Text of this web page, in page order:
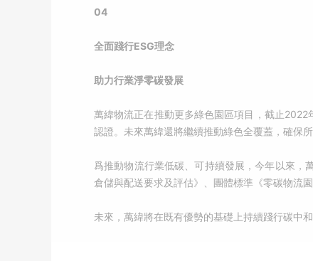
04
全面踐行ESG理念
助力行業淨零碳發展
萬緯物流正在推動更多綠色園區項目，截止
認證。未來萬緯還將繼續推動綠色全覆蓋，確保
爲推動物流行業低碳、可持續發展，今年以來
倉儲與配送要求及評估》、團體標準《零碳物流
未來，萬緯將在既有優勢的基礎上持續踐行碳中